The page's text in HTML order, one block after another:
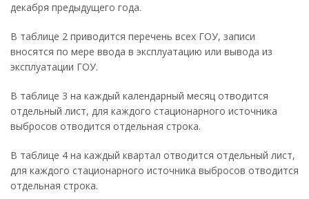
декабря предыдущего года.
В таблице 2 приводится перечень всех ГОУ, записи
вносятся по мере ввода в эксплуатацию или вывода из
эксплуатации ГОУ.
В таблице 3 на каждый календарный месяц отводится
отдельный лист, для каждого стационарного источника
выбросов отводится отдельная строка.
В таблице 4 на каждый квартал отводится отдельный лист,
для каждого стационарного источника выбросов отводится
отдельная строка.